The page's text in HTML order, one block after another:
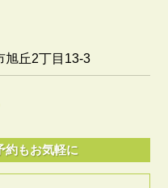
旭丘2丁目13-3
約もお気軽に